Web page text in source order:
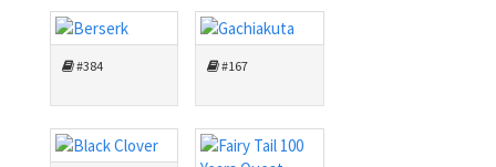
#384 #167